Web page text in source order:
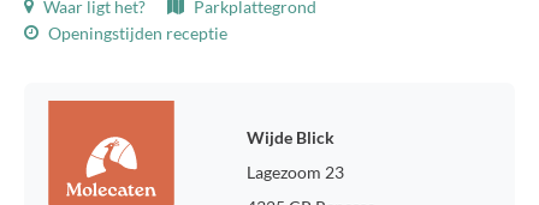
Waar ligt het?
Parkplattegrond
Openingstijden receptie
Wijde Blick
Lagezoom 23